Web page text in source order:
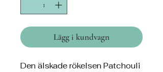
Lägg i kundvagn
Den älskade rökelsen Patchouli